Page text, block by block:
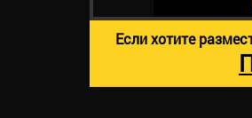
Если хотите